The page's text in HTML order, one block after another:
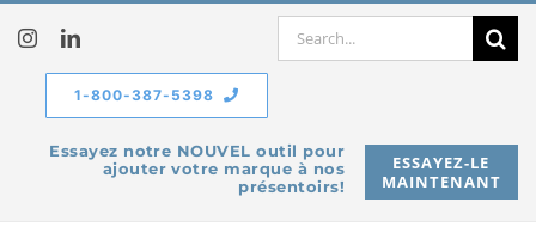
content
Search
Essayez notre NOUVEL outil pour
ajouter votre marque à nos
présentoirs!
ESSAYEZ-LE
MAINTENANT
1-800-387-5398